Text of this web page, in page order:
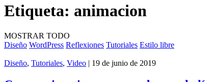
Etiqueta: animacion
MOSTRAR TODO
Diseño WordPress Reflexiones Tutoriales Estilo libre
Diseño, Tutoriales, Video | 19 de junio de 2019